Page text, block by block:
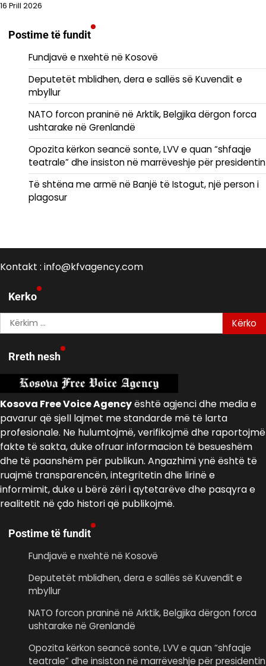
16 Prill 2026
Postime të fundit
Fundjavë e nxehtë në Kosovë
Deputetët mblidhen, dera e sallës së Kuvendit e
mbyllur
NATO forcon praninë në Arktik, Belgjika dërgon forca
ushtarake në Grenlandë
Opozita kërkon seancë sonte, LVV e quan “shfaqje
teatrale” dhe insiston në marrëveshje për presidentin
Të shtëna me armë në Banjë të Istogut, një person i
plagosur
Kontakt : info@kfvagency.com
Kerko
Kërko
për:
Rreth nesh
Kosova Free Voice Agencyështë agjenci dhe media e
pavarur që sjell lajmet me standarde më të larta
profesionale. Ne hulumtojmë, verifikojmë dhe raportojmë
fakte të sakta, duke ofruar informacion të besueshëm
dhe të paanshëm për publikun. Angazhimi ynë është të
ruajmë transparencën, integritetin dhe lirinë e
informimit, duke u bërë zëri i qytetarëve dhe pasqyra e
realitetit në çdo histori që publikojmë.
Postime të fundit
Fundjavë e nxehtë në Kosovë
Deputetët mblidhen, dera e sallës së Kuvendit e
mbyllur
NATO forcon praninë në Arktik, Belgjika dërgon forca
ushtarake në Grenlandë
Opozita kërkon seancë sonte, LVV e quan “shfaqje
teatrale” dhe insiston në marrëveshje për presidentin